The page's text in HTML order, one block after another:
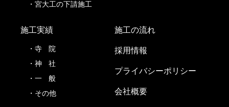
宮大工の下請施工
施工実績
寺
院
神
社
一
般
その他
施工の流れ
採用情報
プライバシーポリシー
会社概要